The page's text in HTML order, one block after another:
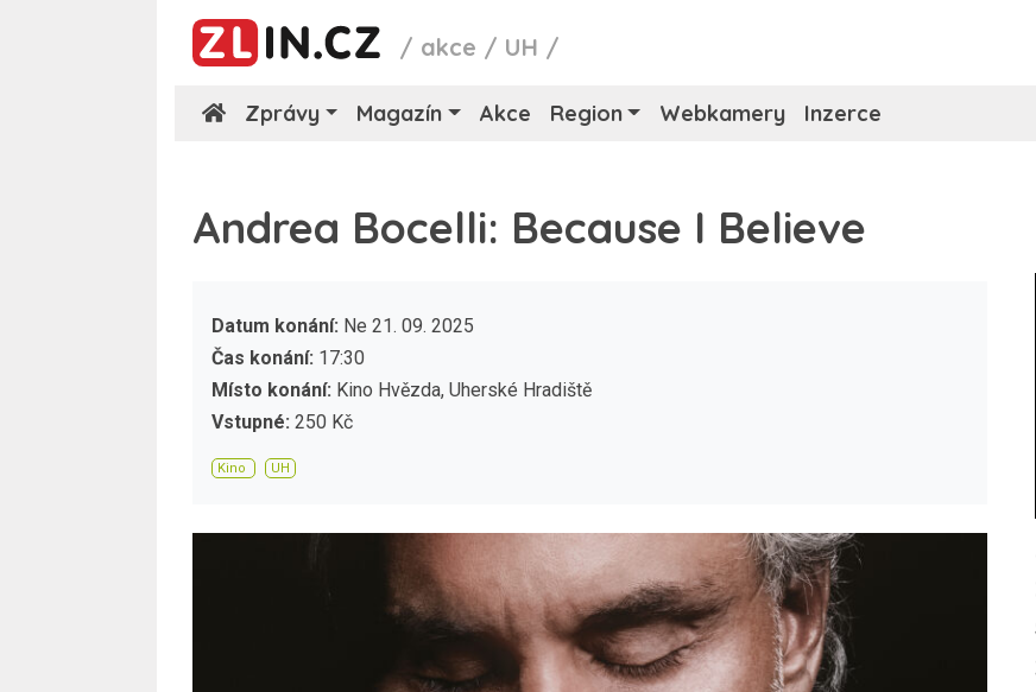
/ akce / UH /
Zprávy Magazín Akce Region Webkamery Inzerce
Andrea Bocelli: Because I Believe
Datum konání: Ne 21. 09. 2025
Čas konání: 17:30
Místo konání: Kino Hvězda, Uherské Hradiště
Vstupné: 250 Kč
Kino UH